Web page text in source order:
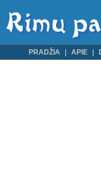
PRADŽIA APIE